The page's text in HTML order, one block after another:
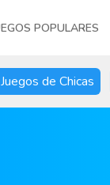
POPULARES
Juegos de Chicas